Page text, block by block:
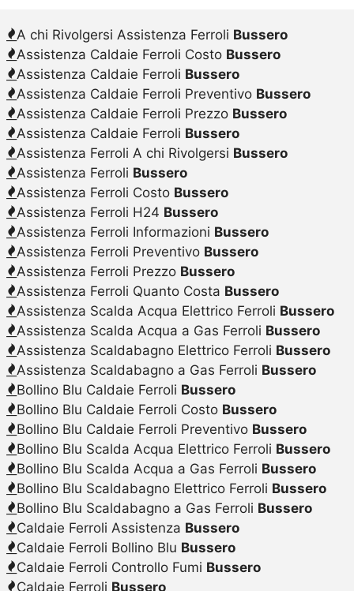
A chi Rivolgersi Assistenza Ferroli Bussero
Assistenza Caldaie Ferroli Costo Bussero
Assistenza Caldaie Ferroli Bussero
Assistenza Caldaie Ferroli Preventivo Bussero
Assistenza Caldaie Ferroli Prezzo Bussero
Assistenza Caldaie Ferroli Bussero
Assistenza Ferroli A chi Rivolgersi Bussero
Assistenza Ferroli Bussero
Assistenza Ferroli Costo Bussero
Assistenza Ferroli H24 Bussero
Assistenza Ferroli Informazioni Bussero
Assistenza Ferroli Preventivo Bussero
Assistenza Ferroli Prezzo Bussero
Assistenza Ferroli Quanto Costa Bussero
Assistenza Scalda Acqua Elettrico Ferroli Bussero
Assistenza Scalda Acqua a Gas Ferroli Bussero
Assistenza Scaldabagno Elettrico Ferroli Bussero
Assistenza Scaldabagno a Gas Ferroli Bussero
Bollino Blu Caldaie Ferroli Bussero
Bollino Blu Caldaie Ferroli Costo Bussero
Bollino Blu Caldaie Ferroli Preventivo Bussero
Bollino Blu Scalda Acqua Elettrico Ferroli Bussero
Bollino Blu Scalda Acqua a Gas Ferroli Bussero
Bollino Blu Scaldabagno Elettrico Ferroli Bussero
Bollino Blu Scaldabagno a Gas Ferroli Bussero
Caldaie Ferroli Assistenza Bussero
Caldaie Ferroli Bollino Blu Bussero
Caldaie Ferroli Controllo Fumi Bussero
Caldaie Ferroli Bussero